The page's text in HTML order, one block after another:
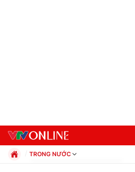
TRONG NƯỚC